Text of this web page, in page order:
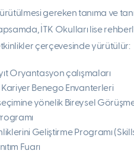
gereken tanıma ve
İTK Okulları lise
çerçevesinde yürütülür:
Oryantasyon çalışmaları
Kariyer Benego Envanterleri
yönelik Bireysel
Geliştirme Programı
Fuarı